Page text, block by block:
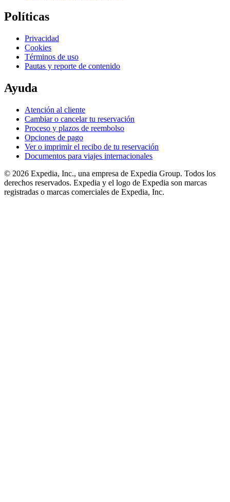
Políticas
Privacidad
Cookies
Términos de uso
Pautas y reporte de contenido
Ayuda
Atención al cliente
Cambiar o cancelar tu reservación
Proceso y plazos de reembolso
Opciones de pago
Ver o imprimir el recibo de tu reservación
Documentos para viajes internacionales
© 2026 Expedia, Inc., una empresa de Expedia Group. Todos los
derechos reservados. Expedia y el logo de Expedia son marcas
registradas o marcas comerciales de Expedia, Inc.